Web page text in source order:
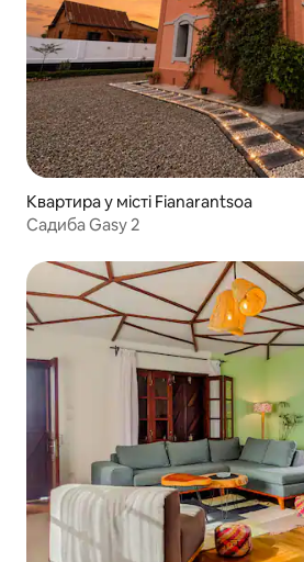
Квартира у місті Fianarantsoa
Садиба Gasy 2